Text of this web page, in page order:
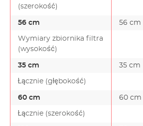
(szerokość)
56 cm 56 cm
Wymiary zbiornika filtra
(wysokość)
35 cm 35 cm
Łącznie (głębokość)
60 cm 60 cm
Łącznie (szerokość)